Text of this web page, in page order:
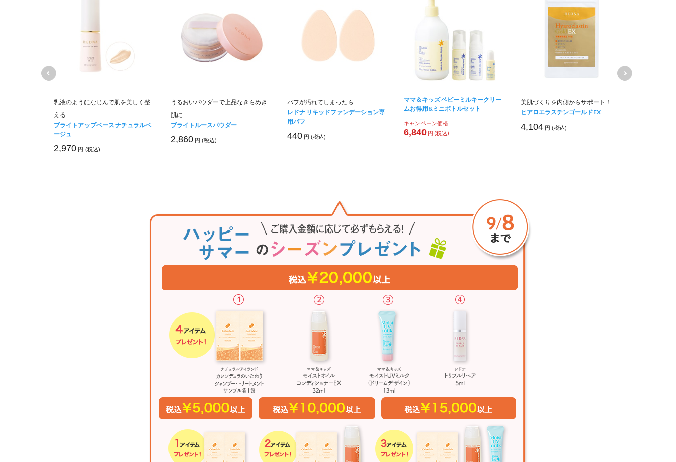
乳液のようになじんで肌を美しく整
える
ブライトアップベース ナチュラルベ
ージュ
2,970 円 (税込)
うるおいパウダーで上品なきらめき
肌に
ブライトルースパウダー
2,860 円 (税込)
パフが汚れてしまったら
レドナ リキッドファンデーション専
用パフ
440 円 (税込)
ママ＆キッズ ベビーミルキークリー
ムお得用&ミニボトルセット
キャンペーン価格
6,840 円 (税込)
美肌づくりを内側からサポート！
ヒアロエラスチンゴールドEX
4,104 円 (税込)